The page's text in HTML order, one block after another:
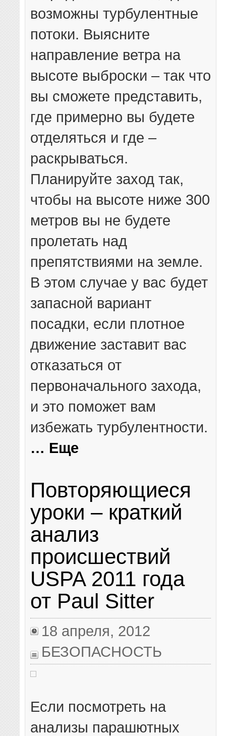
возможны турбулентные
потоки. Выясните
направление ветра на
высоте выброски – так что
вы сможете представить,
где примерно вы будете
отделяться и где –
раскрываться.
Планируйте заход так,
чтобы на высоте ниже 300
метров вы не будете
пролетать над
препятствиями на земле.
В этом случае у вас будет
запасной вариант
посадки, если плотное
движение заставит вас
отказаться от
первоначального захода,
и это поможет вам
избежать турбулентности.
… Еще
Повторяющиеся
уроки – краткий
анализ
происшествий
USPA 2011 года
от Paul Sitter
18 апреля, 2012
БЕЗОПАСНОСТЬ
Если посмотреть на
анализы парашютных